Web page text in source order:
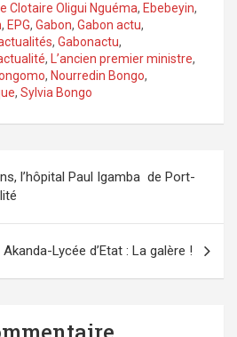
Clotaire Oligui Nguéma, Ebebeyin,
, EPG, Gabon, Gabon actu,
, Gabonactu,
, L’ancien premier ministre,
, Nourredin Bongo,
, Sylvia Bongo
l’hôpital Paul Igamba de Port-
Lycée d’Etat : La galère !